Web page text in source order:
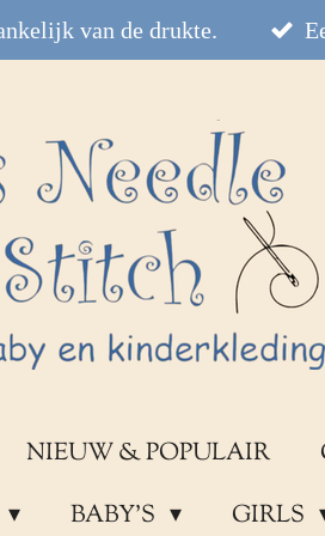
van de drukte.
NIEUW & POPULAIR
BABY'S
GIRLS